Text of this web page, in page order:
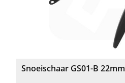
Snoeischaar GS01-B 22mm